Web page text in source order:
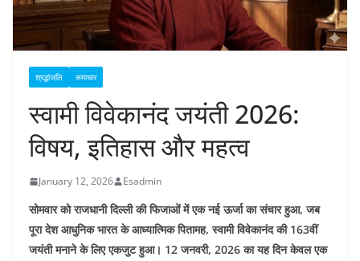
श्रद्धांजलि समाचार
स्वामी विवेकानंद जयंती 2026:
विषय, इतिहास और महत्व
January 12, 2026 Esadmin
सोमवार को राजधानी दिल्ली की फिजाओं में एक नई ऊर्जा का संचार हुआ, जब
पूरा देश आधुनिक भारत के आध्यात्मिक पितामह, स्वामी विवेकानंद की 163वीं
जयंती मनाने के लिए एकजुट हुआ। 12 जनवरी, 2026 का यह दिन केवल एक